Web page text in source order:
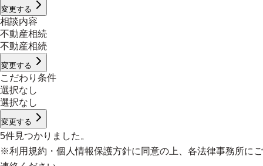
変更する
相談内容
不動産相続
不動産相続
変更する
こだわり条件
選択なし
選択なし
変更する
5件見つかりました。
※利用規約 ・ 個人情報保護方針に同意の上、各法律事務所にご